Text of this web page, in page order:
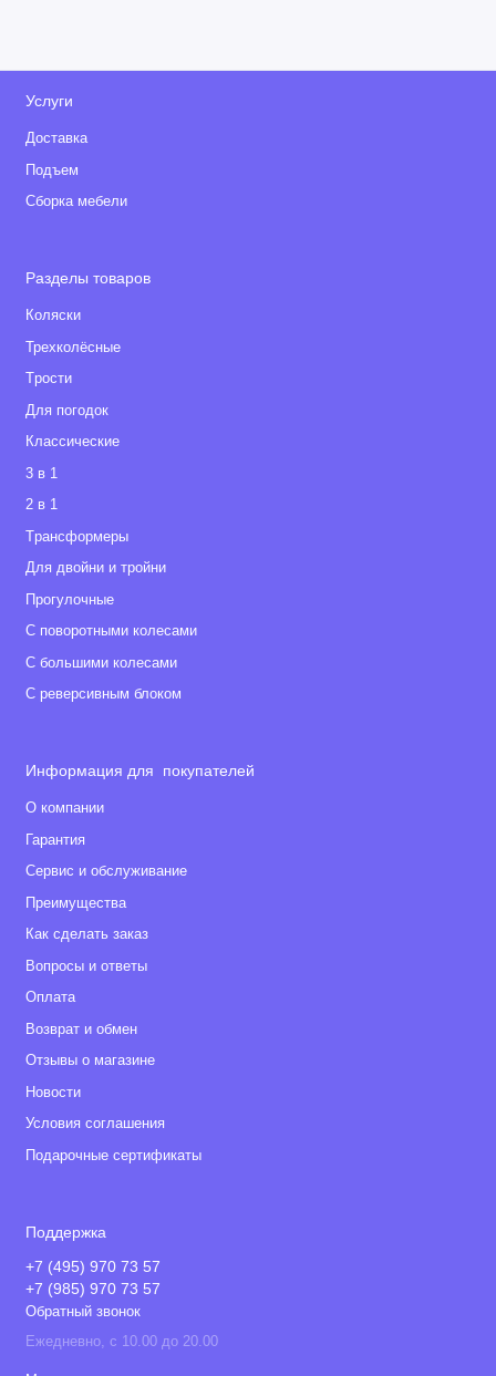
Услуги
Доставка
Подъем
Сборка мебели
Разделы товаров
Коляски
Трехколёсные
Tрости
Для погодок
Классические
3 в 1
2 в 1
Tрансформеры
Для двойни и тройни
Прогулочные
С поворотными колесами
С большими колесами
С реверсивным блоком
Информация для покупателей
О компании
Гарантия
Сервис и обслуживание
Преимущества
Как сделать заказ
Вопросы и ответы
Оплата
Возврат и обмен
Отзывы о магазине
Новости
Условия соглашения
Подарочные сертификаты
Поддержка
+7 (495) 970 73 57
+7 (985) 970 73 57
Обратный звонок
Ежедневно, с 10.00 до 20.00